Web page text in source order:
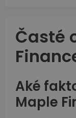
Časté
Aké
Maple